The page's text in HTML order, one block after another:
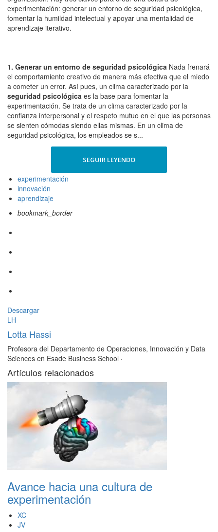
experimentación: generar un entorno de seguridad psicológica,
fomentar la humildad intelectual y apoyar una mentalidad de
aprendizaje iterativo.
1. Generar un entorno de seguridad psicológica Nada frenará
el comportamiento creativo de manera más efectiva que el miedo
a cometer un error. Así pues, un clima caracterizado por la
seguridad psicológica es la base para fomentar la
experimentación. Se trata de un clima caracterizado por la
confianza interpersonal y el respeto mutuo en el que las personas
se sienten cómodas siendo ellas mismas. En un clima de
seguridad psicológica, los empleados se s...
SEGUIR LEYENDO
experimentación
innovación
aprendizaje
bookmark_border
Descargar
LH
Lotta Hassi
Profesora del Departamento de Operaciones, Innovación y Data
Sciences en Esade Business School ·
Artículos relacionados
Avance hacia una cultura de
experimentación
XC
JV